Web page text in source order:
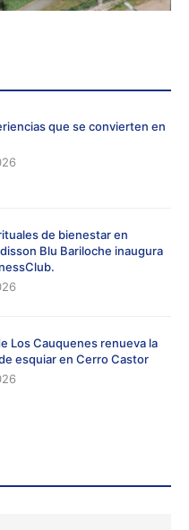
que se convierten en
de bienestar en
Blu Bariloche inaugura
Los Cauquenes renueva la
esquiar en Cerro Castor